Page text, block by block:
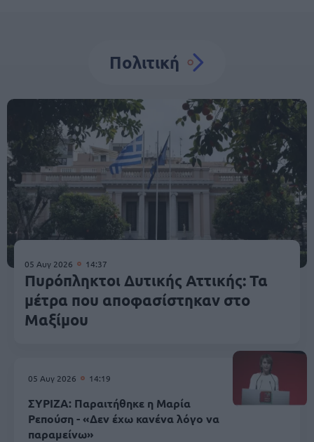
Πολιτική
05 Αυγ 2026 14:37
Πυρόπληκτοι Δυτικής Αττικής: Τα
μέτρα που αποφασίστηκαν στο
Μαξίμου
05 Αυγ 2026 14:19
ΣΥΡΙΖΑ: Παραιτήθηκε η Μαρία
Ρεπούση - «Δεν έχω κανένα λόγο να
παραμείνω»